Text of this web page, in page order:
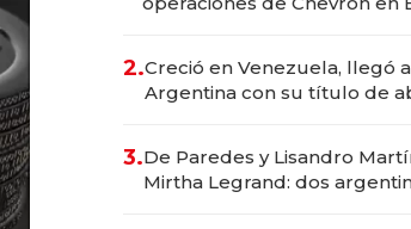
2.Creció en Venezuela, llegó
Argentina con su título de
marcas "fast premium"
3.De Paredes y Lisandro
Mirtha Legrand: dos